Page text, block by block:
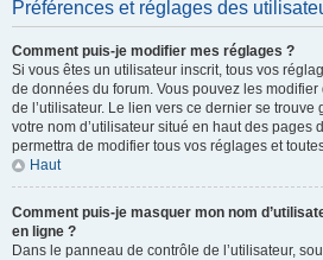
Préférences et réglages des
Comment puis-je modifier mes réglages ?
Si vous êtes un utilisateur inscrit, tous vos
de données du forum. Vous pouvez les
de l’utilisateur. Le lien vers ce dernier se
votre nom d’utilisateur situé en haut des pages
permettra de modifier tous vos réglages et
Haut
Comment puis-je masquer mon nom
en ligne ?
Dans le panneau de contrôle de l’utilisateur,